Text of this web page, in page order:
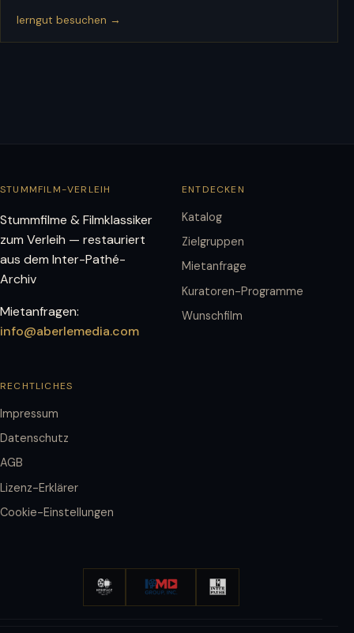
lerngut besuchen →
STUMMFILM-VERLEIH
Stummfilme & Filmklassiker
zum Verleih — restauriert
aus dem Inter-Pathé-
Archiv
Mietanfragen:
info@aberlemedia.com
ENTDECKEN
Katalog
Zielgruppen
Mietanfrage
Kuratoren-Programme
Wunschfilm
RECHTLICHES
Impressum
Datenschutz
AGB
Lizenz-Erklärer
Cookie-Einstellungen